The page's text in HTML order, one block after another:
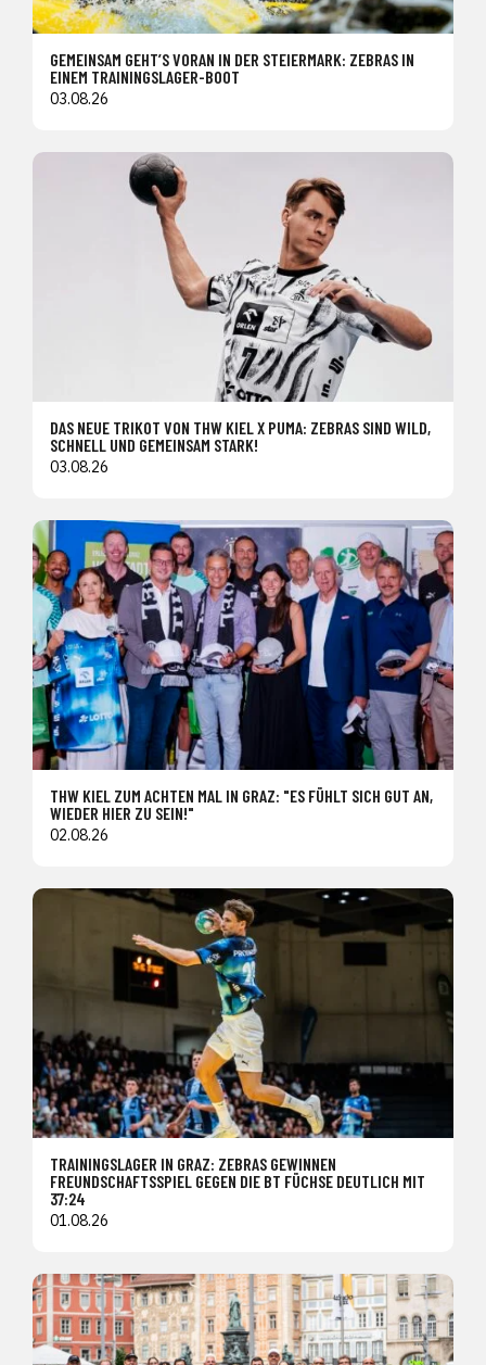
GEMEINSAM GEHT’S VORAN IN DER STEIERMARK: ZEBRAS IN
EINEM TRAININGSLAGER-BOOT
03.08.26
DAS NEUE TRIKOT VON THW KIEL X PUMA: ZEBRAS SIND WILD,
SCHNELL UND GEMEINSAM STARK!
03.08.26
THW KIEL ZUM ACHTEN MAL IN GRAZ: "ES FÜHLT SICH GUT AN,
WIEDER HIER ZU SEIN!"
02.08.26
TRAININGSLAGER IN GRAZ: ZEBRAS GEWINNEN
FREUNDSCHAFTSSPIEL GEGEN DIE BT FÜCHSE DEUTLICH MIT
37:24
01.08.26